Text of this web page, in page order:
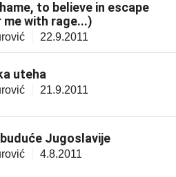
to believe in escape
me with rage...)
22.9.2011
uteha
21.9.2011
Jugoslavije
4.8.2011